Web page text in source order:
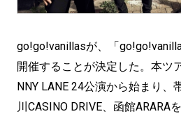
go!go!vanillasが、「
開催することが決定した。本ツ
NNY LANE 24公演から始まり、
川CASINO DRIVE、函館ARARA